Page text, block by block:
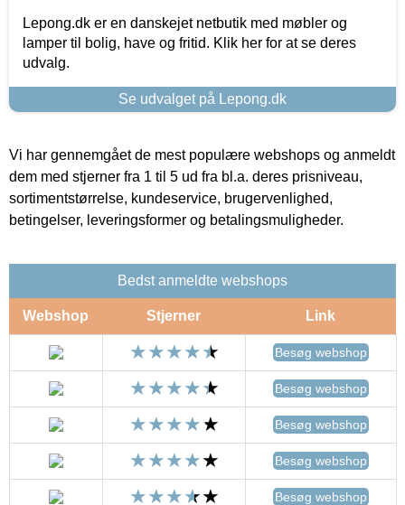
Lepong.dk er en danskejet netbutik med møbler og
lamper til bolig, have og fritid. Klik her for at se deres
udvalg.
Se udvalget på Lepong.dk
Vi har gennemgået de mest populære webshops og anmeldt
dem med stjerner fra 1 til 5 ud fra bl.a. deres prisniveau,
sortimentstørrelse, kundeservice, brugervenlighed,
betingelser, leveringsformer og betalingsmuligheder.
Bedst anmeldte webshops
Webshop Stjerner Link
Besøg webshop
Besøg webshop
Besøg webshop
Besøg webshop
Besøg webshop